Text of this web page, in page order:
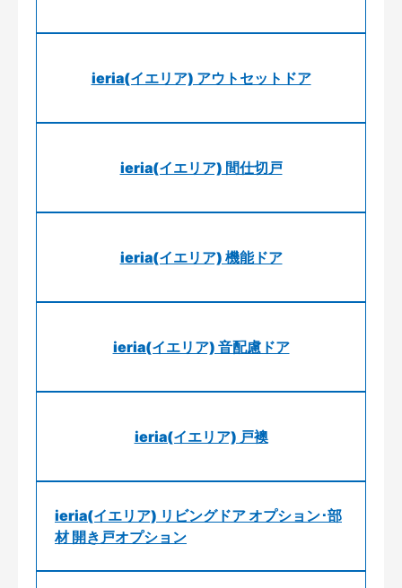
ieria(イエリア) アウトセットドア
ieria(イエリア) 間仕切戸
ieria(イエリア) 機能ドア
ieria(イエリア) 音配慮ドア
ieria(イエリア) 戸襖
ieria(イエリア) リビングドア オプション･部
材 開き戸オプション